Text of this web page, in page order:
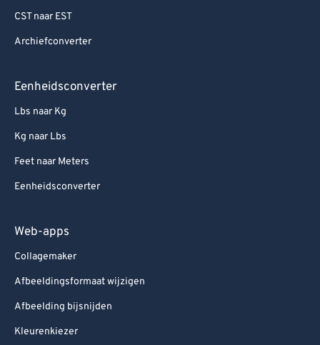
CST naar EST
Archiefconverter
Eenheidsconverter
Lbs naar Kg
Kg naar Lbs
Feet naar Meters
Eenheidsconverter
Web-apps
Collagemaker
Afbeeldingsformaat wijzigen
Afbeelding bijsnijden
Kleurenkiezer